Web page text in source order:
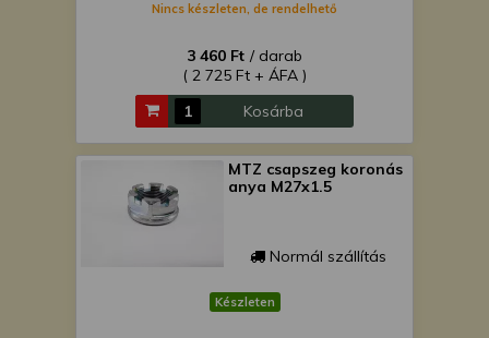
Nincs készleten, de rendelhető
3 460 Ft / darab
( 2 725 Ft + ÁFA )
Kosárba
MTZ csapszeg koronás
anya M27x1.5
Normál szállítás
Készleten